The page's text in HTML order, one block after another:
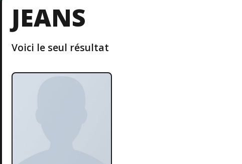
JEANS
Voici le seul résultat